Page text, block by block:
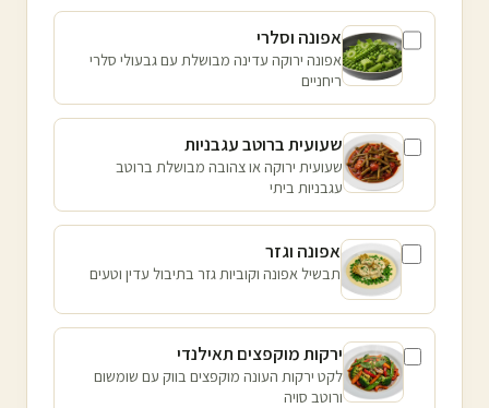
אפונה וסלרי
אפונה ירוקה עדינה מבושלת עם גבעולי סלרי
ריחניים
שעועית ברוטב עגבניות
שעועית ירוקה או צהובה מבושלת ברוטב
עגבניות ביתי
אפונה וגזר
תבשיל אפונה וקוביות גזר בתיבול עדין וטעים
ירקות מוקפצים תאילנדי
לקט ירקות העונה מוקפצים בווק עם שומשום
ורוטב סויה